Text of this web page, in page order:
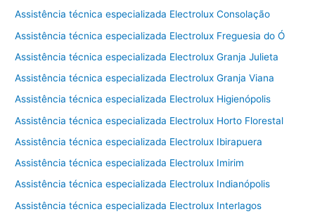
Assistência técnica especializada Electrolux Consolação
Assistência técnica especializada Electrolux Freguesia do Ó
Assistência técnica especializada Electrolux Granja Julieta
Assistência técnica especializada Electrolux Granja Viana
Assistência técnica especializada Electrolux Higienópolis
Assistência técnica especializada Electrolux Horto Florestal
Assistência técnica especializada Electrolux Ibirapuera
Assistência técnica especializada Electrolux Imirim
Assistência técnica especializada Electrolux Indianópolis
Assistência técnica especializada Electrolux Interlagos